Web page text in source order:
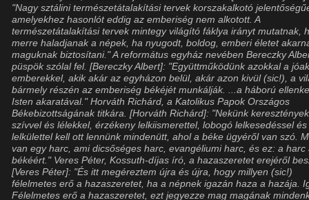
"Nagy sztálini természetátalakítási tervek korszakalkotó
amelyekhez hasonlót eddig az emberiség nem alkotott. A
természetátalakítási tervek mintegy világító fáklya irányt mutatnak,
merre haladjanak a népek, ha nyugodt, boldog, emberi életet
maguknak biztosítani." A református egyház nevében Bereczky
püspök szólal fel. [Bereczky Albert]: "Együttműködünk azokkal a
emberekkel, akik akár az egyházon belül, akár azon kivül (sic!), a
bármely részén az emberiség békéjét munkálják. ...a háború
Isten akaratával." Horváth Richárd, a Katolikus Papok Országos
Békebizottságának titkára. [Horváth Richárd]: "Nekünk
szívvel és lélekkel, érzékeny lelkiismerettel, lobogó lelkesedéssel
lelkülettel kell ott lennünk mindenütt, ahol a béke ügyéről van szó.
van egy harc, ami dicsőséges harc, evangéliumi harc, és ez: a harc
békéért." Veres Péter, Kossuth-díjas író, a hazaszeretet erejéről
[Veres Péter]: "És itt megéreztem újra és újra, hogy millyen (sic!)
félelmetes erő a hazaszeretet, ha a népnek igazán haza a hazája.
Félelmetes erő a hazaszeretet, ezt jegyezze mag magának